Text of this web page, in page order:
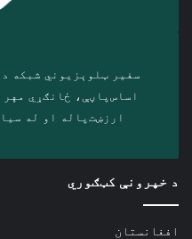
ارزښت‌پاله او ‎له سیاسي اړخه بې‌پرې رسنۍ ده.
د خپرونې کټګوري
افغانستان